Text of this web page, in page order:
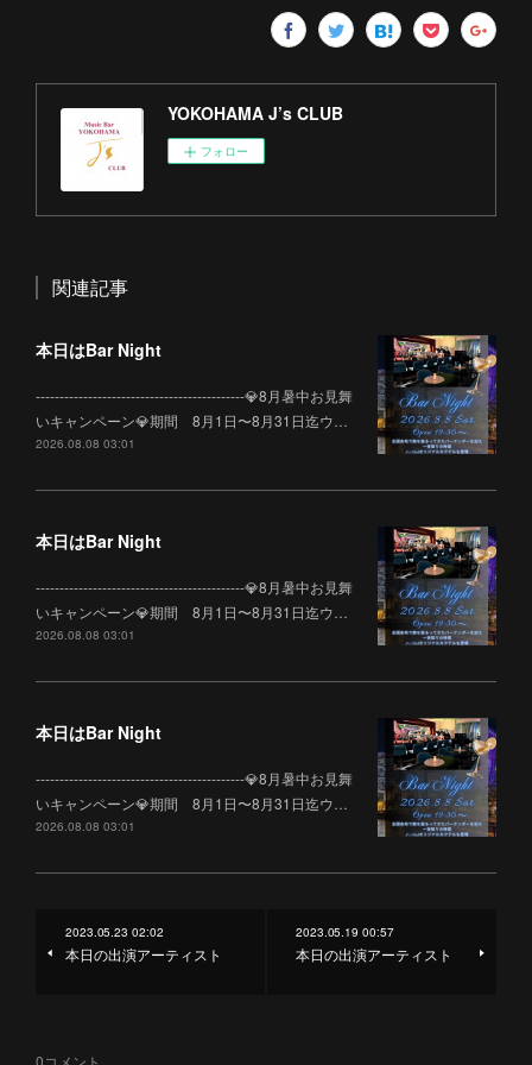
YOKOHAMA J’s CLUB
フォロー
関連記事
本日はBar Night
--------------------------------------------💎8月暑中お見舞
いキャンペーン💎期間 8月1日〜8月31日迄ウ…
2026.08.08 03:01
本日はBar Night
--------------------------------------------💎8月暑中お見舞
いキャンペーン💎期間 8月1日〜8月31日迄ウ…
2026.08.08 03:01
本日はBar Night
--------------------------------------------💎8月暑中お見舞
いキャンペーン💎期間 8月1日〜8月31日迄ウ…
2026.08.08 03:01
2023.05.23 02:02
本日の出演アーティスト
2023.05.19 00:57
本日の出演アーティスト